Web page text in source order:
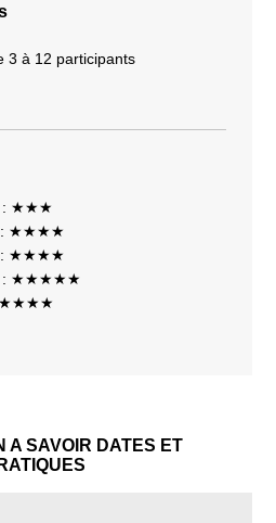
3 à 12 participants
: ★★★
: ★★★★
: ★★★★
: ★★★★★
: ★★★★
A SAVOIR DATES ET